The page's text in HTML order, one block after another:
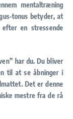
mentaltræning
tonus betyder, at
en stressende
har du. Du bliver
til at se åbninger i
Det er denne
mestre fra de rå